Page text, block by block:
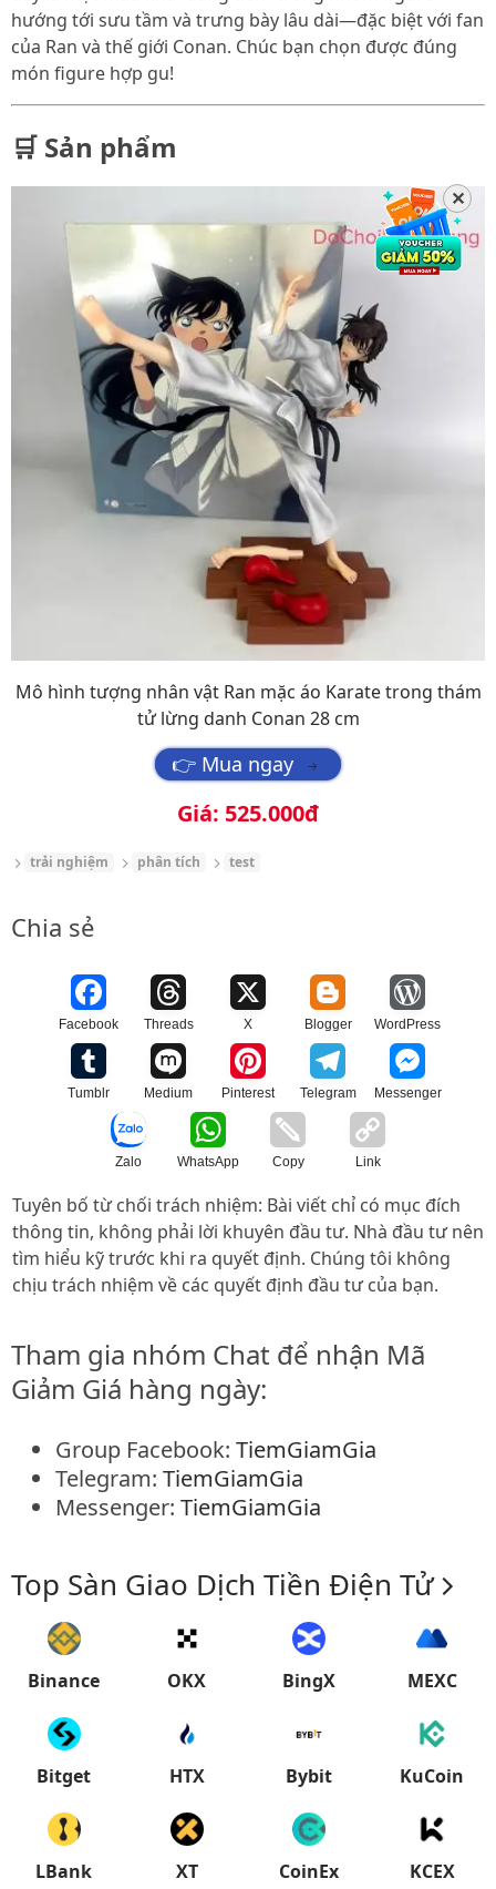
hướng tới sưu tầm và trưng bày lâu dài—đặc biệt với fan
của Ran và thế giới Conan. Chúc bạn chọn được đúng
món figure hợp gu!
🛒 Sản phẩm
Mô hình tượng nhân vật Ran mặc áo Karate trong thám
tử lừng danh Conan 28 cm
👉 Mua ngay →
Giá: 525.000đ
trải nghiệm phân tích test
Chia sẻ
Facebook Threads X Blogger WordPress
Tumblr Medium Pinterest Telegram Messenger
Zalo WhatsApp Copy Link
Tuyên bố từ chối trách nhiệm: Bài viết chỉ có mục đích
thông tin, không phải lời khuyên đầu tư. Nhà đầu tư nên
tìm hiểu kỹ trước khi ra quyết định. Chúng tôi không
chịu trách nhiệm về các quyết định đầu tư của bạn.
Tham gia nhóm Chat để nhận Mã
Giảm Giá hàng ngày:
Group Facebook: TiemGiamGia
Telegram: TiemGiamGia
Messenger: TiemGiamGia
Top Sàn Giao Dịch Tiền Điện Tử
Binance OKX BingX MEXC
Bitget HTX Bybit KuCoin
LBank XT CoinEx KCEX
✕